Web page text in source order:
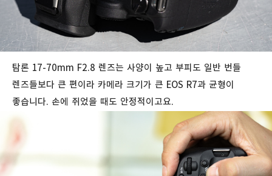
탐론 17-70mm F2.8 렌즈는 사양이 높고 부피도 일반 번들
렌즈들보다 큰 편이라 카메라 크기가 큰 EOS R7과 균형이
좋습니다. 손에 쥐었을 때도 안정적이고요.